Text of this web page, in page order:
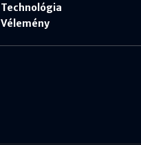
Technológia
Vélemény